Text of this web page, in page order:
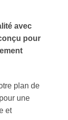
avec
pour
plan de
une
et